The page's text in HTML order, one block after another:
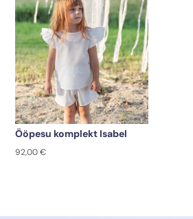
Ööpesu komplekt Isabel
92,00€